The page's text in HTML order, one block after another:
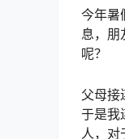
今年暑
息，朋
呢？
父母接
于是我
人，对